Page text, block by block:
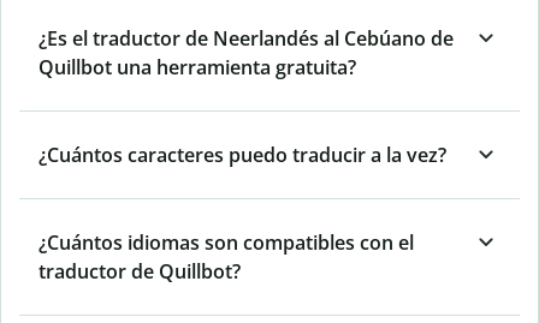
¿Es el traductor de Neerlandés al Cebúano de
Quillbot una herramienta gratuita?
¿Cuántos caracteres puedo traducir a la vez?
¿Cuántos idiomas son compatibles con el
traductor de Quillbot?